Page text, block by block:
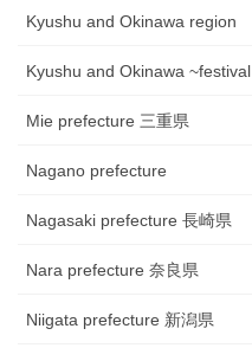
Kyushu and Okinawa region
Kyushu and Okinawa ~festival
Mie prefecture 三重県
Nagano prefecture
Nagasaki prefecture 長崎県
Nara prefecture 奈良県
Niigata prefecture 新潟県